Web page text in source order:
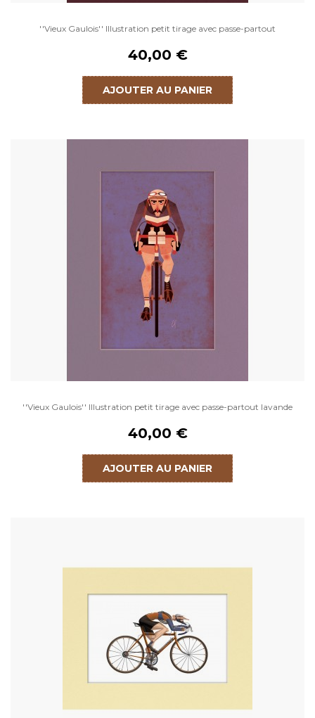
''Vieux Gaulois'' Illustration petit tirage avec passe-partout
40,00 €
AJOUTER AU PANIER
''Vieux Gaulois'' Illustration petit tirage avec passe-partout lavande
40,00 €
AJOUTER AU PANIER